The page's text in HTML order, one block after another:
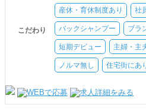
こだわり
産休・育休制度あり 社
バックシャンプー ブラ
短期デビュー 主婦・主
ノルマ無し 住宅街にあ